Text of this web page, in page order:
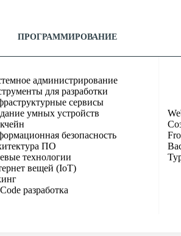
ПРОГРАММИРОВАНИЕ
администрирование
для разработки
сервисы
умных устройств
безопасность
ПО
технологии
вещей (IoT)
разработка